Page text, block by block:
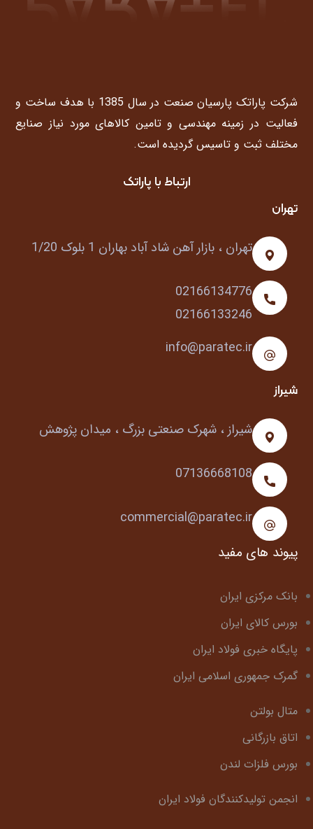
شرکت پاراتک پارسیان صنعت در سال 1385 با هدف ساخت و
فعالیت در زمینه مهندسی و تامین کالاهای مورد نیاز صنایع
مختلف ثبت و تاسیس گردیده است.
ارتباط با پاراتک
تهران
تهران ، بازار آهن شاد آباد بهاران 1 بلوک 1/20
02166134776
02166133246
info@paratec.ir
شیراز
شیراز ، شهرک صنعتی بزرگ ، میدان پژوهش
07136668108
commercial@paratec.ir
پیوند های مفید
بانک مرکزی ایران
بورس کالای ایران
پایگاه خبری فولاد ایران
گمرک جمهوری اسلامی ایران
متال بولتن
اتاق بازرگانی
بورس فلزات لندن
انجمن تولیدکنندگان فولاد ایران